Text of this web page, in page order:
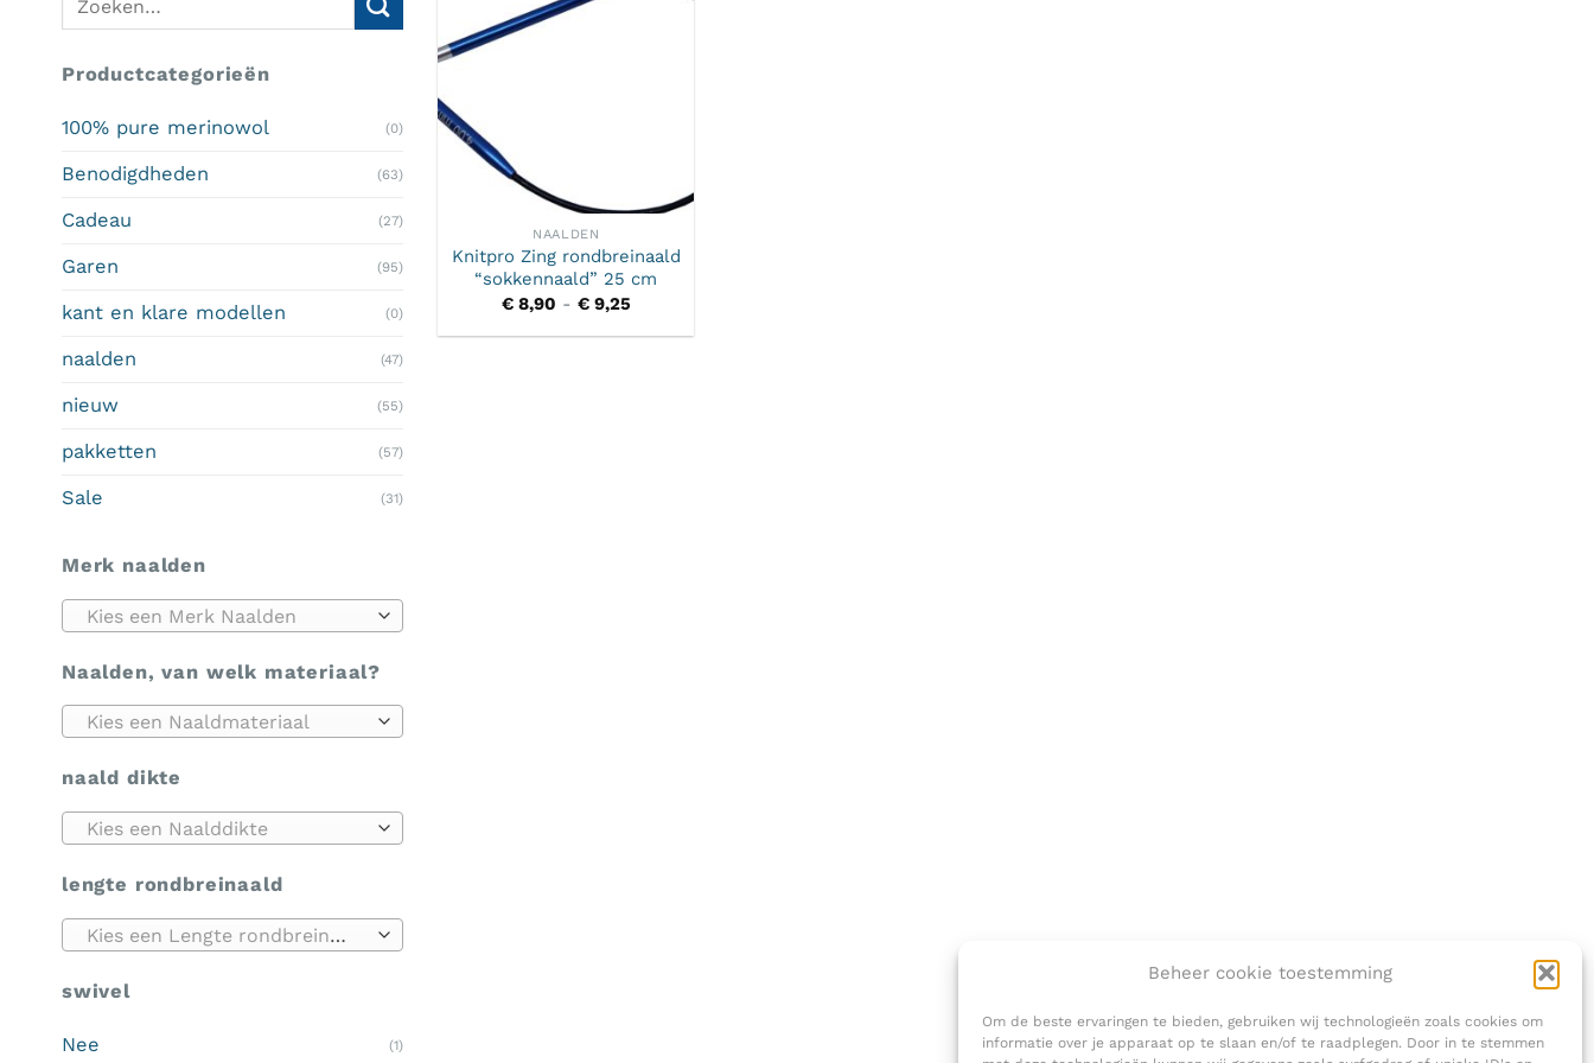
Beheer cookie toestemming
Om de beste ervaringen te bieden, gebruiken wij technologieën zoals cookies om
informatie over je apparaat op te slaan en/of te raadplegen. Door in te stemmen
Productcategorieën
100% pure merinowol (0)
Benodigdheden (63)
Cadeau (27)
Garen (95)
kant en klare modellen (0)
naalden (47)
nieuw (55)
pakketten (57)
Sale (31)
Merk naalden
Kies een Merk Naalden
Naalden, van welk materiaal?
Kies een Naaldmateriaal
naald dikte
Kies een Naalddikte
lengte rondbreinaald
Kies een Lengte rondbreinaald
swivel
Nee (1)
NAALDEN
Knitpro Zing rondbreinaald
“sokkennaald” 25 cm
€8,90 - €9,25Prijsklasse:
tot